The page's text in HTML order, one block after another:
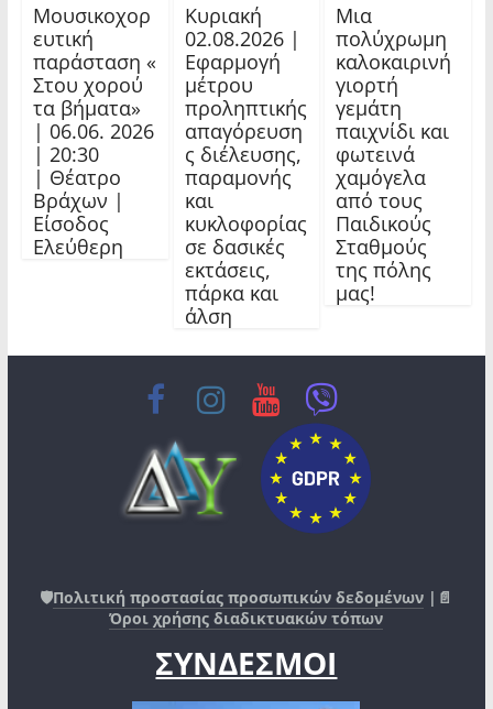
Μουσικοχορ
ευτική
παράσταση «
Στου χορού
τα βήματα»
| 06.06. 2026
| 20:30
| Θέατρο
Βράχων |
Είσοδος
Ελεύθερη
Κυριακή
02.08.2026 |
Εφαρμογή
μέτρου
προληπτικής
απαγόρευση
ς διέλευσης,
παραμονής
και
κυκλοφορίας
σε δασικές
εκτάσεις,
πάρκα και
άλση
Μια
πολύχρωμη
καλοκαιρινή
γιορτή
γεμάτη
παιχνίδι και
φωτεινά
χαμόγελα
από τους
Παιδικούς
Σταθμούς
της πόλης
μας!
🛡️Πολιτική προστασίας προσωπικών δεδομένων |📄
Όροι χρήσης διαδικτυακών τόπων
ΣΥΝΔΕΣΜΟΙ